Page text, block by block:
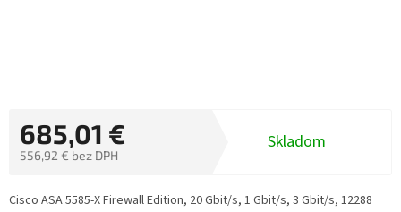
685,01 €
556,92 € bez DPH
cena:
Skladom
Cisco ASA 5585-X Firewall Edition, 20 Gbit/s, 1 Gbit/s, 3 Gbit/s, 12288